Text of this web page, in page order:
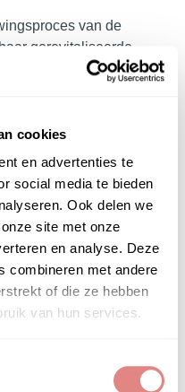
cookies
en advertenties te
social media te bieden
Ook delen we
site met onze
en analyse. Deze
combineren met andere
of die ze hebben
van hun services.
van de
gerevitaliseerde
en postbiotica
van de huid
merkte op dat hun
Skincare online
Online |
Skin